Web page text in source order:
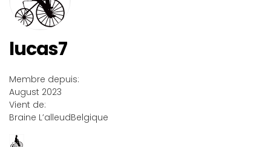
lucas7
Membre depuis:
August 2023
Vient de:
Braine L’alleudBelgique